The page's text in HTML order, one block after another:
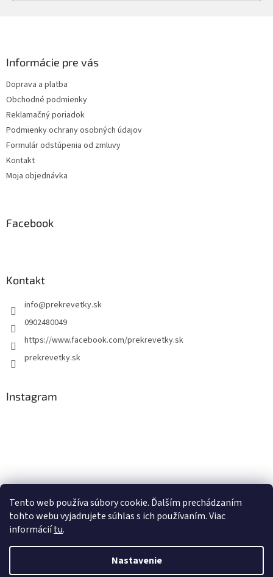
Tento web používa súbory cookie. Ďalším prechádzaním
tohto webu vyjadrujete súhlas s ich používaním. Viac
informáciítu.
Nastavenie
Informácie pre vás
Doprava a platba
Obchodné podmienky
Reklamačný poriadok
Podmienky ochrany osobných údajov
Formulár odstúpenia od zmluvy
Kontakt
Moja objednávka
Facebook
Kontakt
info@prekrevetky.sk
0902480049
https://www.facebook.com/prekrevetky.sk
prekrevetky.sk
Instagram
Sledovať na Instagrame
Vytvoril Shoptet